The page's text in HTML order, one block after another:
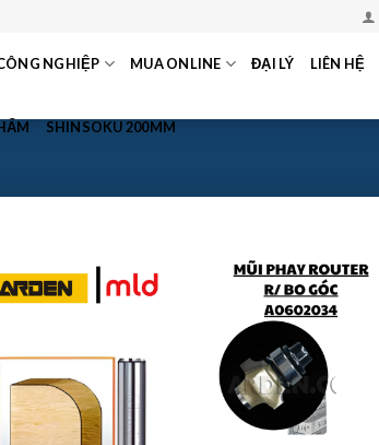
NGHIỆP MUA ONLINE ĐẠI LÝ LIÊN HỆ
SHINSOKU 200MM